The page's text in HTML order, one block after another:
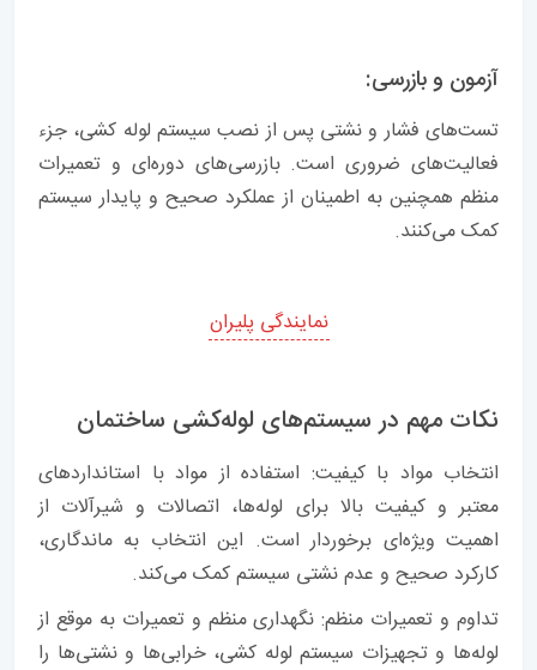
آزمون و بازرسی:
تست‌های فشار و نشتی پس از نصب سیستم لوله کشی، جزء
فعالیت‌های ضروری است. بازرسی‌های دوره‌ای و تعمیرات
منظم همچنین به اطمینان از عملکرد صحیح و پایدار سیستم
کمک می‌کنند.
نمایندگی پلیران
نکات مهم در سیستم‌های لوله‌کشی ساختمان
انتخاب مواد با کیفیت: استفاده از مواد با استانداردهای
معتبر و کیفیت بالا برای لوله‌ها، اتصالات و شیرآلات از
اهمیت ویژه‌ای برخوردار است. این انتخاب به ماندگاری،
کارکرد صحیح و عدم نشتی سیستم کمک می‌کند.
تداوم و تعمیرات منظم: نگهداری منظم و تعمیرات به موقع از
لوله‌ها و تجهیزات سیستم لوله کشی، خرابی‌ها و نشتی‌ها را